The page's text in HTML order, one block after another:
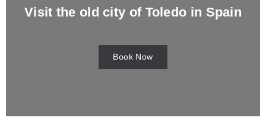
Visit the old city of Toledo in Spain
Book Now